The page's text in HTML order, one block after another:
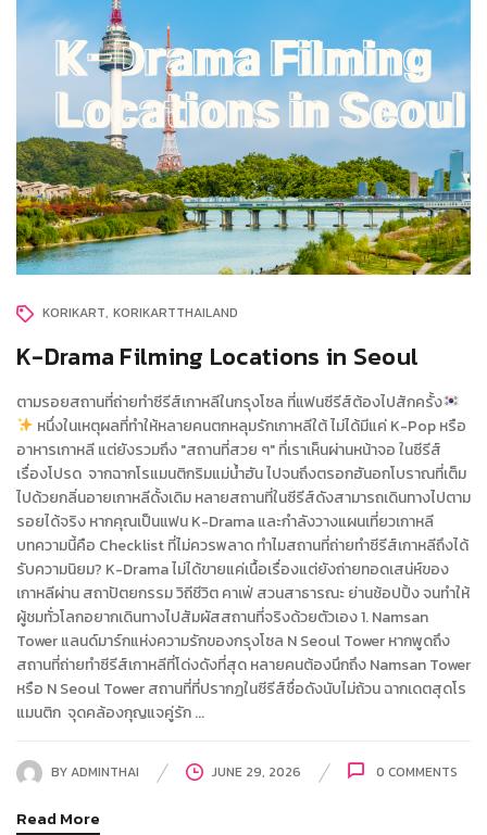
KORIKART KORIKARTTHAILAND
K-Drama Filming Locations in Seoul
ตามรอยสถานที่ถ่ายทำซีรีส์เกาหลีในกรุงโซล ที่แฟนซีรีส์ต้องไปสักครั้ง
หนึ่งในเหตุผลที่ทำให้หลายคนตกหลุมรักเกาหลีใต้ ไม่ได้มีแค่ K-Pop หรือ
อาหารเกาหลี แต่ยังรวมถึง "สถานที่สวย ๆ" ที่เราเห็นผ่านหน้าจอ ในซีรีส์
เรื่องโปรด จากฉากโรแมนติกริมแม่น้ำฮัน ไปจนถึงตรอกฮันอกโบราณที่เต็ม
ไปด้วยกลิ่นอายเกาหลีดั้งเดิม หลายสถานที่ในซีรีส์ดังสามารถเดินทางไปตาม
รอยได้จริง หากคุณเป็นแฟน K-Drama และกำลังวางแผนเที่ยวเกาหลี
บทความนี้คือ Checklist ที่ไม่ควรพลาด ทำไมสถานที่ถ่ายทำซีรีส์เกาหลีถึงได้
รับความนิยม? K-Drama ไม่ได้ขายแค่เนื้อเรื่องแต่ยังถ่ายทอดเสน่ห์ของ
เกาหลีผ่าน สถาปัตยกรรม วิถีชีวิต คาเฟ่ สวนสาธารณะ ย่านช้อปปิ้ง จนทำให้
ผู้ชมทั่วโลกอยากเดินทางไปสัมผัสสถานที่จริงด้วยตัวเอง 1. Namsan
Tower แลนด์มาร์กแห่งความรักของกรุงโซล N Seoul Tower หากพูดถึง
สถานที่ถ่ายทำซีรีส์เกาหลีที่โด่งดังที่สุด หลายคนต้องนึกถึง Namsan Tower
หรือ N Seoul Tower สถานที่ที่ปรากฏในซีรีส์ชื่อดังนับไม่ถ้วน ฉากเดตสุดโร
แมนติก จุดคล้องกุญแจคู่รัก ...
BYADMINTHAI JUNE 29, 2026 0 COMMENTS
Read More